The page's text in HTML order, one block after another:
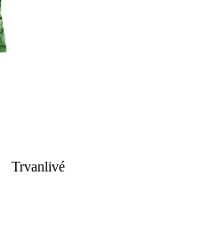
Trvanlivé